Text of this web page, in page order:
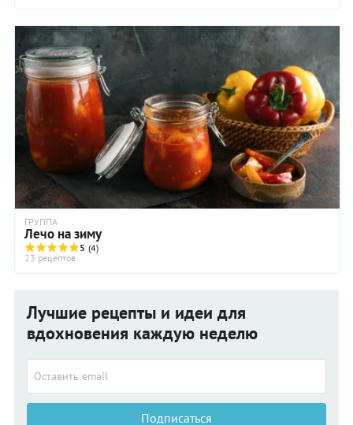
ГРУППА
Лечо на зиму
5 (4)
23 рецептов
Лучшие рецепты и идеи для
вдохновения каждую неделю
Подписаться